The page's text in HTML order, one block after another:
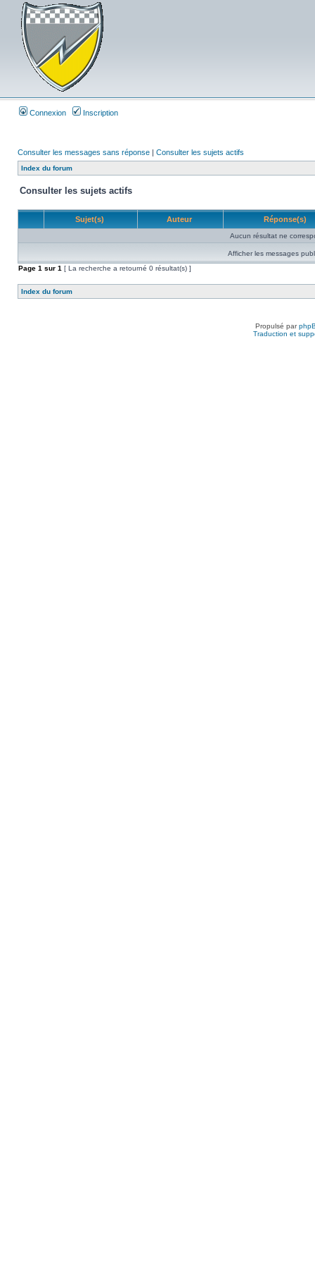
Connexion Inscription
Consulter les messages sans réponse | Consulter les sujets actifs
Index du forum
Consulter les sujets actifs
Sujet(s) Auteur Réponse(s)
Aucun résultat ne
Afficher les messages
Page 1 sur 1 [ La recherche a retourné 0 résultat(s) ]
Index du forum
Propulsé par
Traduction et